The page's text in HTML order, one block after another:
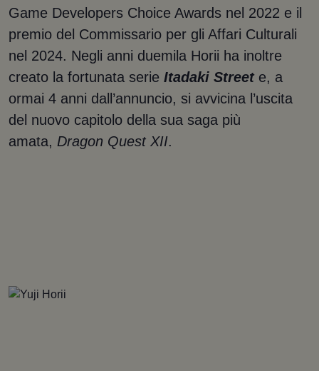
Game Developers Choice Awards nel 2022 e il
premio del Commissario per gli Affari Culturali
nel 2024. Negli anni duemila Horii ha inoltre
creato la fortunata serie Itadaki Streete, a
ormai 4 anni dall’annuncio, si avvicina l’uscita
del nuovo capitolo della sua saga più
amata, Dragon Quest XII.